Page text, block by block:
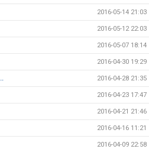
2016-05-14 21:03
2016-05-12 22:03
2016-05-07 18:14
2016-04-30 19:29
2016-04-28 21:35
2016-04-23 17:47
2016-04-21 21:46
2016-04-16 11:21
2016-04-09 22:58